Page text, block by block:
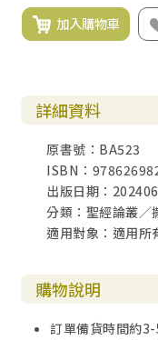
加入購物車
詳細資料
原書號：BA523
ISBN：
出版日期：
分類：聖經論叢／
適用對象：適用所
購物說明
訂單備貨時間約